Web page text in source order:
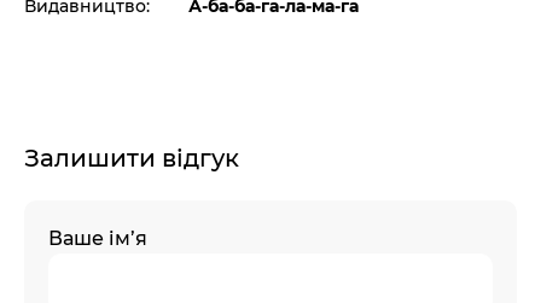
Видавництво: А-ба-ба-га-ла-ма-га
Залишити відгук
Ваше ім’я